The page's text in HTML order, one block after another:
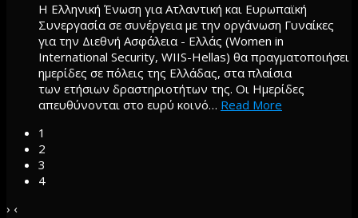
Η Ελληνική Ένωση για Ατλαντική και Ευρωπαϊκή
Συνεργασία σε συνέργεια με την οργάνωση Γυναίκες
για την Διεθνή Ασφάλεια - Ελλάς (Women in
International Security, WIIS-Hellas) θα πραγματοποιήσει
ημερίδες σε πόλεις της Ελλάδας, στα πλαίσια
των ετήσιων δραστηριοτήτων της. Οι Ημερίδες
απευθύνονται στο ευρύ κοινό… Read More
1
2
3
4
› ‹